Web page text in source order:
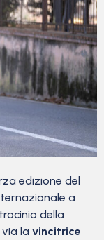
edizione del
a
della
la vincitrice